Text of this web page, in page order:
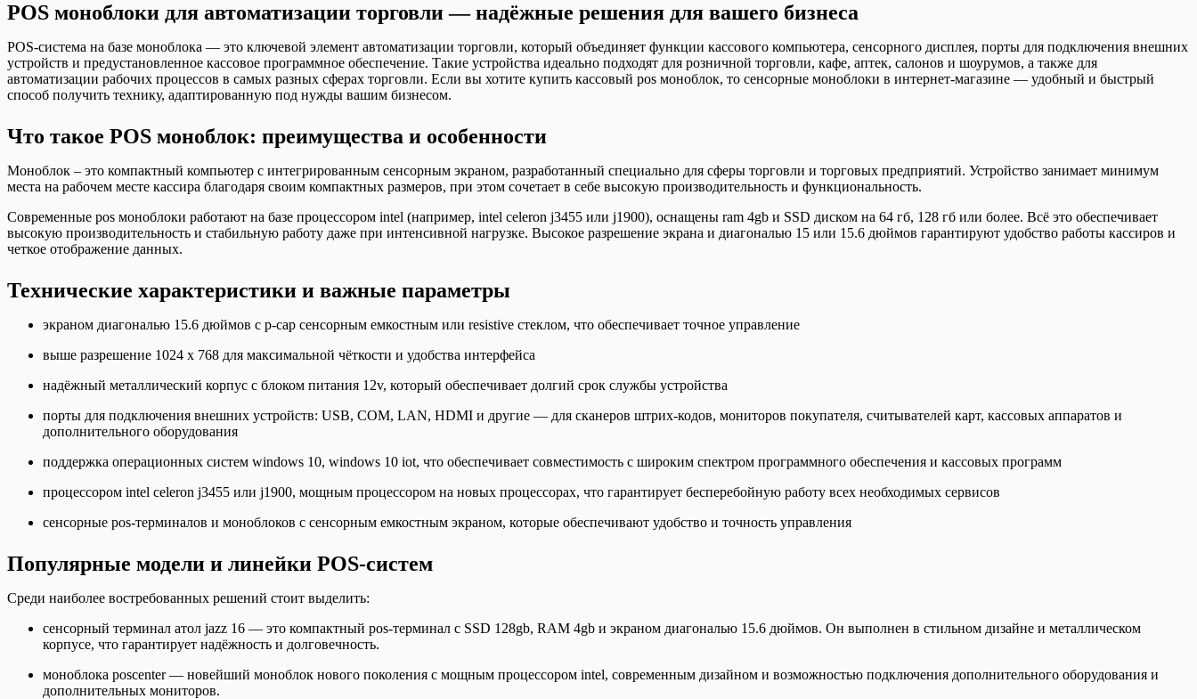
POS моноблоки для автоматизации торговли — надёжные решения для вашего бизнеса
POS-система на базе моноблока — это ключевой элемент автоматизации торговли, который объединяет функции кассового компьютера, сенсорного дисплея, порты для подключения внешних
устройств и предустановленное кассовое программное обеспечение. Такие устройства идеально подходят для розничной торговли, кафе, аптек, салонов и шоурумов, а также для
автоматизации рабочих процессов в самых разных сферах торговли. Если вы хотите купить кассовый pos моноблок, то сенсорные моноблоки в интернет-магазине — удобный и быстрый
способ получить технику, адаптированную под нужды вашим бизнесом.
Что такое POS моноблок: преимущества и особенности
Моноблок – это компактный компьютер с интегрированным сенсорным экраном, разработанный специально для сферы торговли и торговых предприятий. Устройство занимает минимум
места на рабочем месте кассира благодаря своим компактных размеров, при этом сочетает в себе высокую производительность и функциональность.
Современные pos моноблоки работают на базе процессором intel (например, intel celeron j3455 или j1900), оснащены ram 4gb и SSD диском на 64 гб, 128 гб или более. Всё это обеспечивает
высокую производительность и стабильную работу даже при интенсивной нагрузке. Высокое разрешение экрана и диагональю 15 или 15.6 дюймов гарантируют удобство работы кассиров и
четкое отображение данных.
Технические характеристики и важные параметры
экраном диагональю 15.6 дюймов с p-cap сенсорным емкостным или resistive стеклом, что обеспечивает точное управление
выше разрешение 1024 x 768 для максимальной чёткости и удобства интерфейса
надёжный металлический корпус с блоком питания 12v, который обеспечивает долгий срок службы устройства
порты для подключения внешних устройств: USB, COM, LAN, HDMI и другие — для сканеров штрих-кодов, мониторов покупателя, считывателей карт, кассовых аппаратов и
дополнительного оборудования
поддержка операционных систем windows 10, windows 10 iot, что обеспечивает совместимость с широким спектром программного обеспечения и кассовых программ
процессором intel celeron j3455 или j1900, мощным процессором на новых процессорах, что гарантирует бесперебойную работу всех необходимых сервисов
сенсорные pos-терминалов и моноблоков с сенсорным емкостным экраном, которые обеспечивают удобство и точность управления
Популярные модели и линейки POS-систем
Среди наиболее востребованных решений стоит выделить:
сенсорный терминал атол jazz 16 — это компактный pos-терминал с SSD 128gb, RAM 4gb и экраном диагональю 15.6 дюймов. Он выполнен в стильном дизайне и металлическом
корпусе, что гарантирует надёжность и долговечность.
моноблока poscenter — новейший моноблок нового поколения с мощным процессором intel, современным дизайном и возможностью подключения дополнительного оборудования и
дополнительных мониторов.